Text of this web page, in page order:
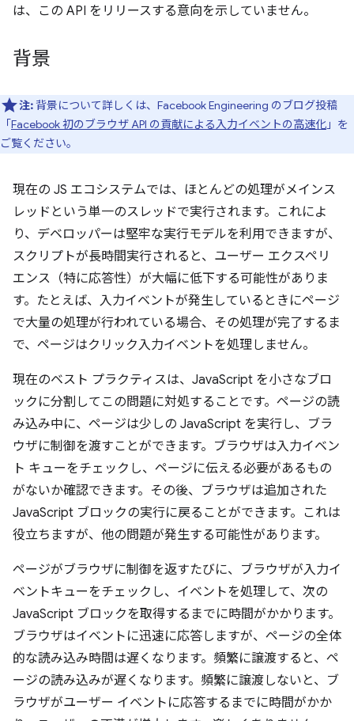
は、この API をリリースする意向を示していません。
背景
注: 背景について詳しくは、Facebook Engineering のブログ投稿
「Facebook 初のブラウザ API の貢献による入力イベントの高速化 」を
ご覧ください。
現在の JS エコシステムでは、ほとんどの処理がメインス
レッドという単一のスレッドで実行されます。これによ
り、デベロッパーは堅牢な実行モデルを利用できますが、
スクリプトが長時間実行されると、ユーザー エクスペリ
エンス（特に応答性）が大幅に低下する可能性がありま
す。たとえば、入力イベントが発生しているときにページ
で大量の処理が行われている場合、その処理が完了するま
で、ページはクリック入力イベントを処理しません。
現在のベスト プラクティスは、JavaScript を小さなブロ
ックに分割してこの問題に対処することです。ページの読
み込み中に、ページは少しの JavaScript を実行し、ブラ
ウザに制御を渡すことができます。ブラウザは入力イベン
ト キューをチェックし、ページに伝える必要があるもの
がないか確認できます。その後、ブラウザは追加された
JavaScript ブロックの実行に戻ることができます。これは
役立ちますが、他の問題が発生する可能性があります。
ページがブラウザに制御を返すたびに、ブラウザが入力イ
ベントキューをチェックし、イベントを処理して、次の
JavaScript ブロックを取得するまでに時間がかかります。
ブラウザはイベントに迅速に応答しますが、ページの全体
的な読み込み時間は遅くなります。頻繁に譲渡すると、ペ
ージの読み込みが遅くなります。頻繁に譲渡しないと、ブ
ラウザがユーザー イベントに応答するまでに時間がかか